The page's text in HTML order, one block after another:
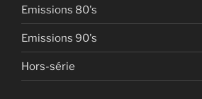
Emissions 80's
Emissions 90's
Hors-série